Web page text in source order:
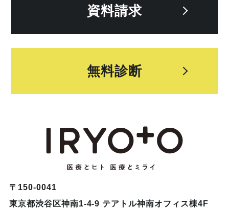
資料請求
無料診断
〒150-0041
東京都渋谷区神南1-4-9 テアトル神南オフィス棟4F